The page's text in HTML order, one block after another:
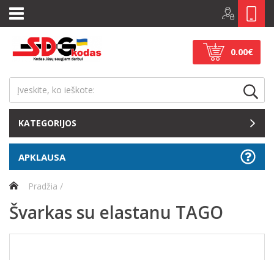
0.00€
KATEGORIJOS
APKLAUSA
Pradžia
Švarkas su elastanu TAGO